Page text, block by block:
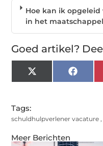
Meer Berichten
Hoe kan ik
in het
Goed artikel?
X
(Twitter)
Tags:
schuldhulpverlener vacature